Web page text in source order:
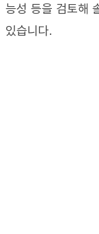
능성 등을 검토해
있습니다.